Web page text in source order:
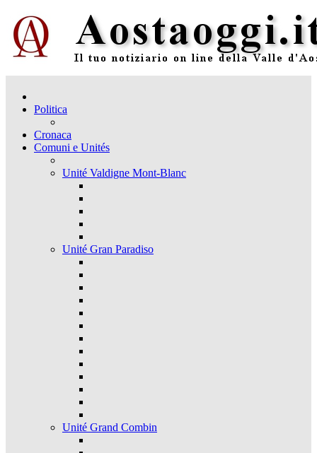
Politica
Cronaca
Comuni e Unités
Unité Valdigne Mont-Blanc
Unité Gran Paradiso
Unité Grand Combin